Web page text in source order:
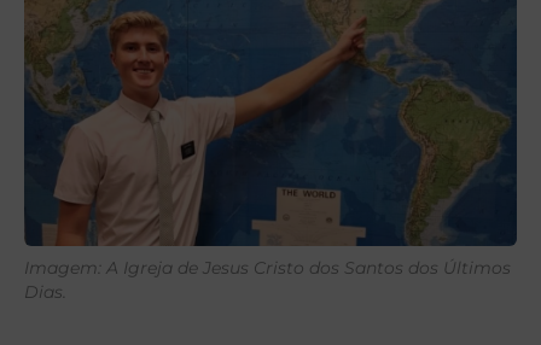
Imagem: A Igreja de Jesus Cristo dos Santos dos Últimos
Dias.